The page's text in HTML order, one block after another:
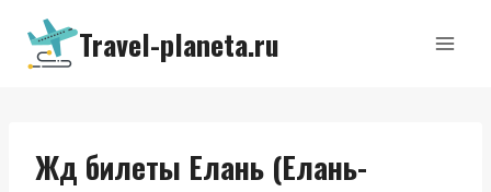
Перейти
содержимому
Travel-planeta.ru
Жд билеты Елань (Елань-